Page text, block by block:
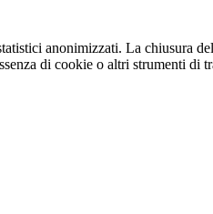
anonimizzati. La chiusura
di cookie o altri strumenti di